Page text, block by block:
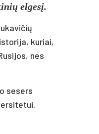
elgesį.
kuriai,
nes
sesers